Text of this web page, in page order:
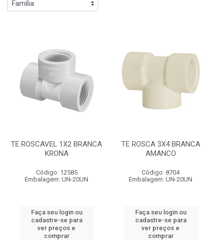
TE ROSCAVEL 1X2 BRANCA
KRONA
Código: 12585
Embalagem: UN-20UN
Faça seu login ou
cadastre-se para
ver preços e
comprar
TE ROSCA 3X4 BRANCA
AMANCO
Código: 8704
Embalagem: UN-20UN
Faça seu login ou
cadastre-se para
ver preços e
comprar